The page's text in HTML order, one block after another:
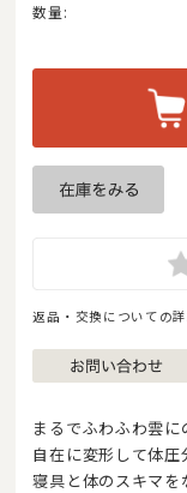
数量:
返品・交換についての
まるでふわふわ雲
自在に変形して体圧
寝具と体のスキマを